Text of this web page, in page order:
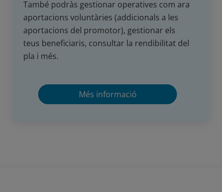
També podràs gestionar operatives com ara
aportacions voluntàries (addicionals a les
aportacions del promotor), gestionar els
teus beneficiaris, consultar la rendibilitat del
pla i més.
Més informació